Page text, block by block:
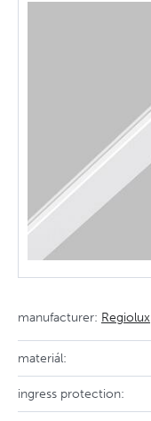
manufacturer: Regiolux
materiál:
ingress protection: